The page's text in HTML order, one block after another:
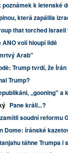
poznámek k letenské
která zapálila
that torched
volí hloupí lidé
Arab"
Trump tvrdí, že
Trump?
„gooning" a
Pane králi...?
soudní reformu
Dome: íránské
táhne Trumpa i